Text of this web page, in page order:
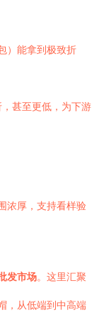
）能拿到极致折
甚至更低，为下游
浓厚，支持看样验
发市场。这里汇聚
，从低端到中高端